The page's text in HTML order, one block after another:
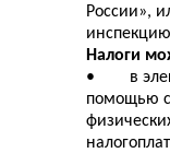
России»,
Налоги
• в
помощью